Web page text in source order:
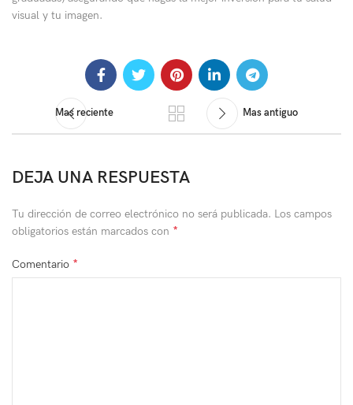
visual y tu imagen.
Mas reciente Mas antiguo
DEJA UNA RESPUESTA
Tu dirección de correo electrónico no será publicada. Los campos
obligatorios están marcados con *
Comentario *